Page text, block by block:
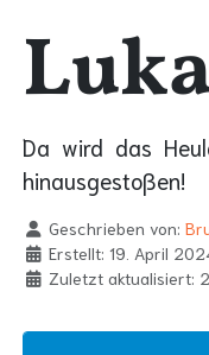
Da wird das
hinausgestoßen!
Geschrieben von:
Erstellt: 19. April
Zuletzt aktualisiert: